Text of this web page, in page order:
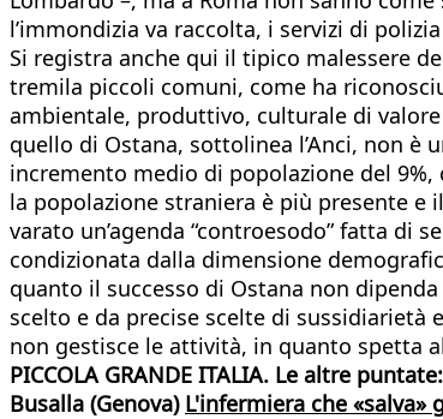
l’immondizia va raccolta, i servizi di
Si registra anche qui il tipico malessere
tremila piccoli comuni, come ha
ambientale, produttivo, culturale di
quello di Ostana, sottolinea l’Anci, non
incremento medio di popolazione del
la popolazione straniera è più presente e
varato un’agenda “controesodo” fatta di
condizionata dalla dimensione
quanto il successo di Ostana non
scelto e da precise scelte di
non gestisce le attività, in quanto spetta
PICCOLA GRANDE ITALIA. Le altre puntate:
Busalla (Genova) L'infermiera che «salva»